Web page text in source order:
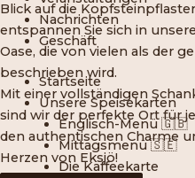
Nachrichten
Geschäft
Startseite
Unsere Speisekarten
Englisch-Menü 🇬🇧
Mittagsmenü 🇸🇪
Die Kaffeekarte
Blick auf die
entspannen Sie sich in
Oase, die von vielen als der
beschrieben wird.
Mit einer vollständigen
sind wir der perfekte Ort für
den authentischen Charme
Herzen von Eksjö!